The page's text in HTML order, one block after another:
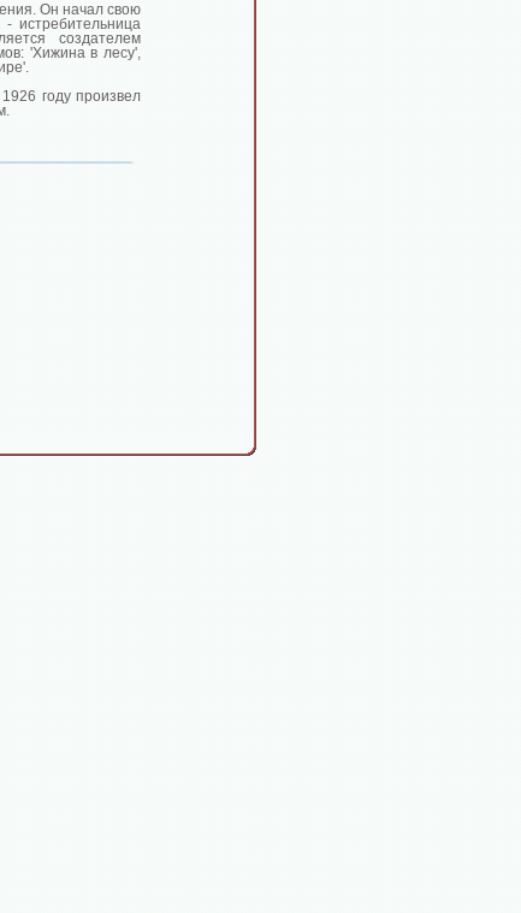
Он начал свою
истребительница
создателем
'Хижина в лесу',
году произвел